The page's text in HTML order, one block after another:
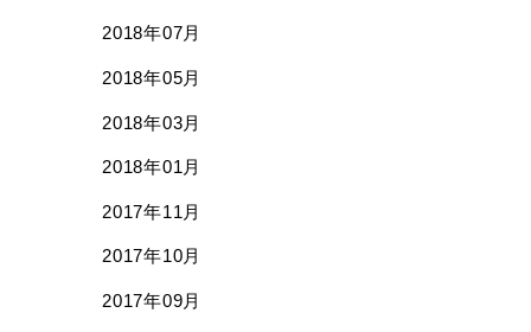
2018年07月
2018年05月
2018年03月
2018年01月
2017年11月
2017年10月
2017年09月